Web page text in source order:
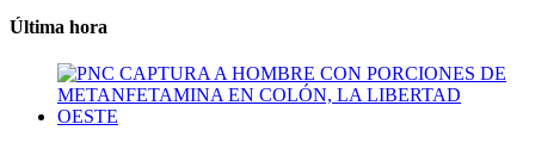
Última hora